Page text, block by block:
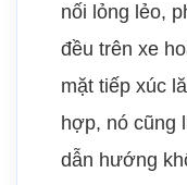
nối lỏng lẻo,
đều trên xe
mặt tiếp xúc
hợp, nó cũng
dẫn hướng